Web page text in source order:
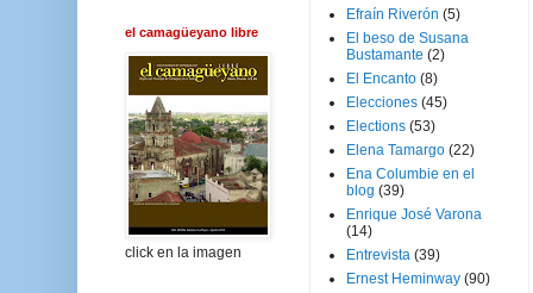
el camagüeyano libre
click en la imagen
Efraín Riverón (5)
El beso de Susana
Bustamante (2)
El Encanto (8)
Elecciones (45)
Elections (53)
Elena Tamargo (22)
Ena Columbie en el
blog (39)
Enrique José Varona
(14)
Entrevista (39)
Ernest Heminway (90)